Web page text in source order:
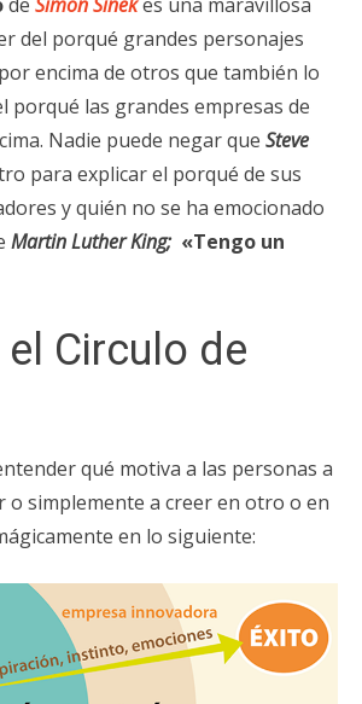
del porqué grandes personajes
encima de otros que también lo
porqué las grandes empresas de
Nadie puede negar que Steve
para explicar el porqué de sus
y quién no se ha emocionado
Martin Luther King; «Tengo un
el Circulo de
qué motiva a las personas a
o simplemente a creer en otro o en
en lo siguiente: